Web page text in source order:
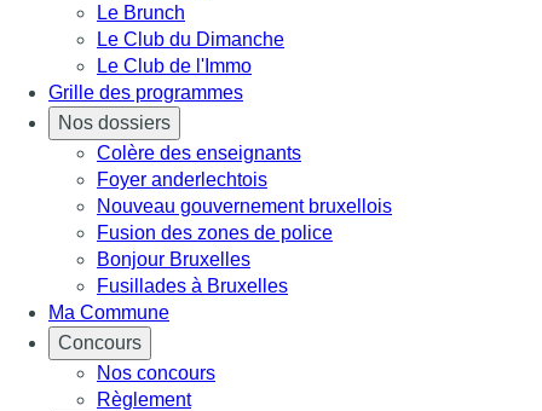
Le Brunch
Le Club du Dimanche
Le Club de l'Immo
Grille des programmes
Nos dossiers
Colère des enseignants
Foyer anderlechtois
Nouveau gouvernement bruxellois
Fusion des zones de police
Bonjour Bruxelles
Fusillades à Bruxelles
Ma Commune
Concours
Nos concours
Règlement